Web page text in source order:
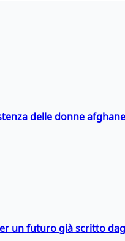
delle donne
un futuro già scritto